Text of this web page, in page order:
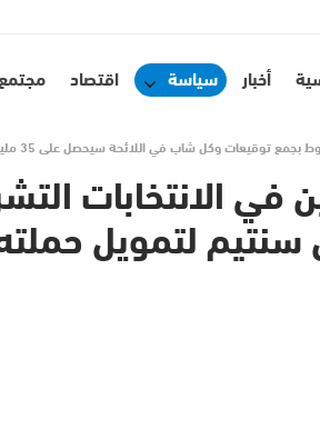
أخبار سياسة اقتصاد
في اللائحة سيحصل على 35 مليون سنتيم لتمويل حملته الانتخابية
في الانتخابات